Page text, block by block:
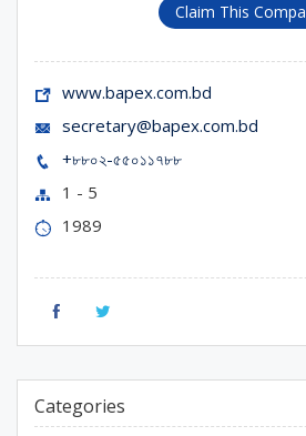
Claim This
www.bapex.com.bd
secretary@bapex.com.bd
+৮৮০২-৫৫০১১৭৮৮
1 - 5
1989
Categories